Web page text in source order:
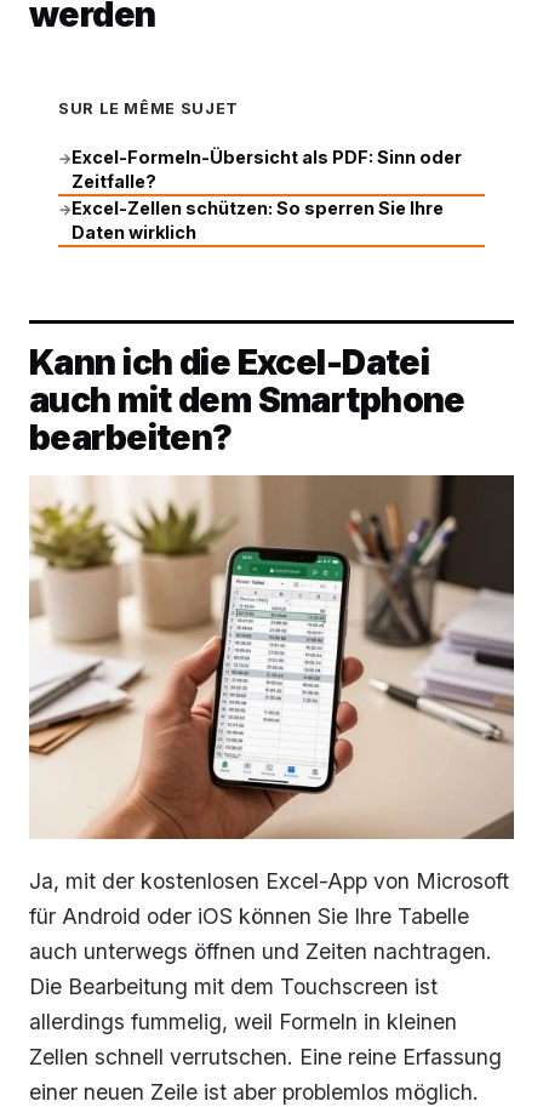
werden
SUR LE MÊME SUJET
→Excel-Formeln-Übersicht als PDF: Sinn oder
Zeitfalle?
→Excel-Zellen schützen: So sperren Sie Ihre
Daten wirklich
Kann ich die Excel-Datei
auch mit dem Smartphone
bearbeiten?
Ja, mit der kostenlosen Excel-App von Microsoft
für Android oder iOS können Sie Ihre Tabelle
auch unterwegs öffnen und Zeiten nachtragen.
Die Bearbeitung mit dem Touchscreen ist
allerdings fummelig, weil Formeln in kleinen
Zellen schnell verrutschen. Eine reine Erfassung
einer neuen Zeile ist aber problemlos möglich.